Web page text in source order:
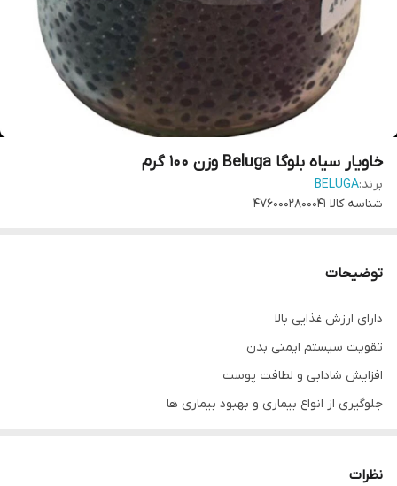
خاویار سیاه بلوگا Beluga وزن 100 گرم
برند:BELUGA
شناسه کالا 4760002800041
توضیحات
دارای ارزش غذایی بالا
تقویت سیستم ایمنی بدن
افزایش شادابی و لطافت پوست
جلوگیری از انواع بیماری و بهبود بیماری ها
نظرات